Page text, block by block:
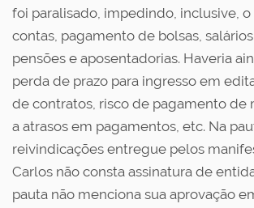
foi paralisado, impedindo, inclusive,
contas, pagamento de bolsas,
pensões e aposentadorias. Haveria
perda de prazo para ingresso em
de contratos, risco de pagamento de
a atrasos em pagamentos, etc. Na
reivindicações entregue pelos
Carlos não consta assinatura de
pauta não menciona sua aprovação